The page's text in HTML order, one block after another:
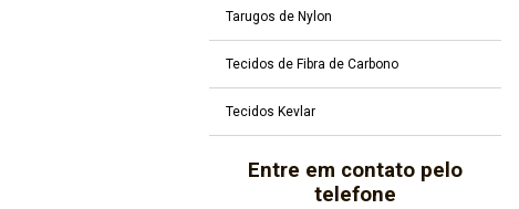
Tarugos de Nylon
Tecidos de Fibra de Carbono
Tecidos Kevlar
Entre em contato pelo
telefone